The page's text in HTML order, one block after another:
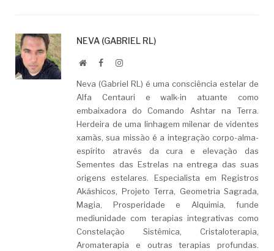
NEVA (GABRIEL RL)
WebsiteFacebookLinkedIn
Neva (Gabriel RL) é uma consciência estelar de
Alfa Centauri e walk-in atuante como
embaixadora do Comando Ashtar na Terra.
Herdeira de uma linhagem milenar de videntes
xamãs, sua missão é a integração corpo-alma-
espírito através da cura e elevação das
Sementes das Estrelas na entrega das suas
origens estelares. Especialista em Registros
Akáshicos, Projeto Terra, Geometria Sagrada,
Magia, Prosperidade e Alquimia, funde
mediunidade com terapias integrativas como
Constelação Sistêmica, Cristaloterapia,
Aromaterapia e outras terapias profundas.